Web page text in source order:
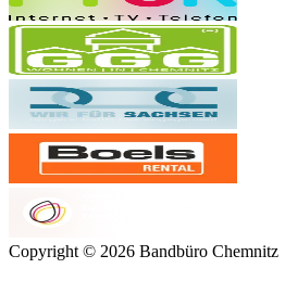
Copyright © 2026 Bandbüro Chemnitz